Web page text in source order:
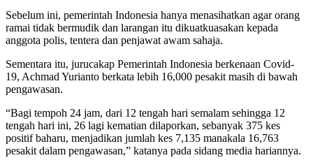
Sebelum ini, pemerintah Indonesia hanya menasihatkan agar orang
ramai tidak bermudik dan larangan itu dikuatkuasakan kepada
anggota polis, tentera dan penjawat awam sahaja.
Sementara itu, jurucakap Pemerintah Indonesia berkenaan Covid-
19, Achmad Yurianto berkata lebih 16,000 pesakit masih di bawah
pengawasan.
“Bagi tempoh 24 jam, dari 12 tengah hari semalam sehingga 12
tengah hari ini, 26 lagi kematian dilaporkan, sebanyak 375 kes
positif baharu, menjadikan jumlah kes 7,135 manakala 16,763
pesakit dalam pengawasan,” katanya pada sidang media hariannya.